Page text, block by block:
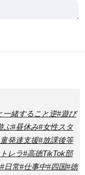
一緒すること逆#遊び
ぶ#昼休み#女性スタ
発達支援#放課後等
レラ#高徳TikTok部
#日常#仕事中#四国#徳